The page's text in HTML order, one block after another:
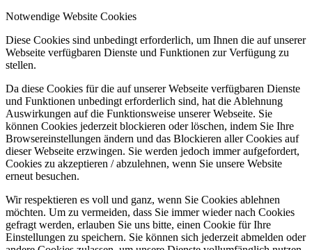
Notwendige Website Cookies
Diese Cookies sind unbedingt erforderlich, um Ihnen die auf unserer
Webseite verfügbaren Dienste und Funktionen zur Verfügung zu
stellen.
Da diese Cookies für die auf unserer Webseite verfügbaren Dienste
und Funktionen unbedingt erforderlich sind, hat die Ablehnung
Auswirkungen auf die Funktionsweise unserer Webseite. Sie
können Cookies jederzeit blockieren oder löschen, indem Sie Ihre
Browsereinstellungen ändern und das Blockieren aller Cookies auf
dieser Webseite erzwingen. Sie werden jedoch immer aufgefordert,
Cookies zu akzeptieren / abzulehnen, wenn Sie unsere Website
erneut besuchen.
Wir respektieren es voll und ganz, wenn Sie Cookies ablehnen
möchten. Um zu vermeiden, dass Sie immer wieder nach Cookies
gefragt werden, erlauben Sie uns bitte, einen Cookie für Ihre
Einstellungen zu speichern. Sie können sich jederzeit abmelden oder